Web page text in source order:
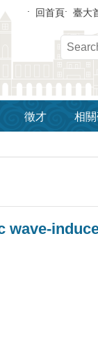
回首頁 臺大
徵才 相
wave-